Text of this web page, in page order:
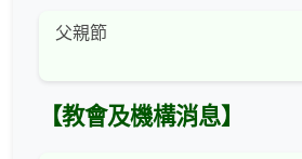
父親節
【教會及機構消息】